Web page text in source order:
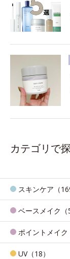
カテゴリで
スキンケア（
ベースメイク（
ポイントメイク
UV（18）